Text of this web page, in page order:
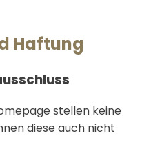
Haftung
stellen keine
diese auch nicht